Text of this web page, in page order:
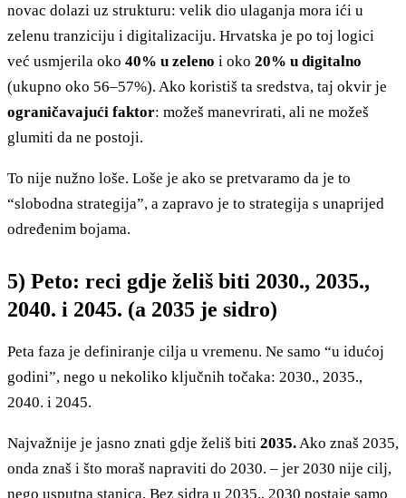
novac dolazi uz strukturu: velik dio ulaganja mora ići u
zelenu tranziciju i digitalizaciju. Hrvatska je po toj logici
već usmjerila oko 40% u zeleno i oko 20% u digitalno
(ukupno oko 56–57%). Ako koristiš ta sredstva, taj okvir je
ograničavajući faktor: možeš manevrirati, ali ne možeš
glumiti da ne postoji.
To nije nužno loše. Loše je ako se pretvaramo da je to
“slobodna strategija”, a zapravo je to strategija s unaprijed
određenim bojama.
5) Peto: reci gdje želiš biti 2030., 2035.,
2040. i 2045. (a 2035 je sidro)
Peta faza je definiranje cilja u vremenu. Ne samo “u idućoj
godini”, nego u nekoliko ključnih točaka: 2030., 2035.,
2040. i 2045.
Najvažnije je jasno znati gdje želiš biti 2035.Ako znaš 2035,
onda znaš i što moraš napraviti do 2030. – jer 2030 nije cilj,
nego usputna stanica. Bez sidra u 2035., 2030 postaje samo